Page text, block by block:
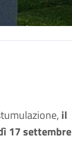
il
17 settembre